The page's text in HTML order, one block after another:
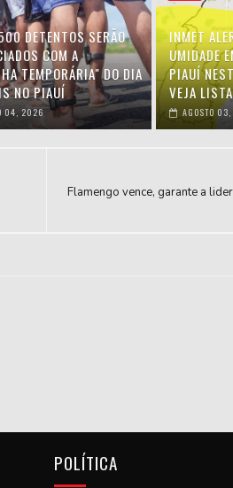
DETENTOS SERÃO
COM A
TEMPORÁRIA" DO DIA
NO PIAUÍ
04, 2026
INMET
UMIDADE
PIAUÍ
VEJA LISTA
AGOSTO
Flamengo vence, garante a
POLÍTICA